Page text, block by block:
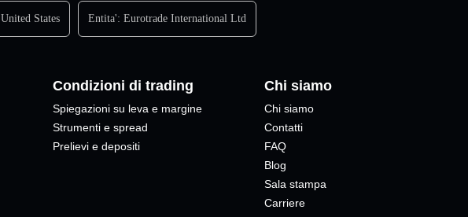
United States Entita': Eurotrade International Ltd
Condizioni di trading
Spiegazioni su leva e margine
Strumenti e spread
Prelievi e depositi
Chi siamo
Chi siamo
Contatti
FAQ
Blog
Sala stampa
Carriere